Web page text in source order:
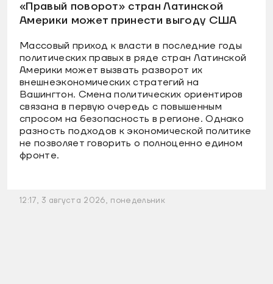
«Правый поворот» стран Латинской
Америки может принести выгоду США
Массовый приход к власти в последние годы
политических правых в ряде стран Латинской
Америки может вызвать разворот их
внешнеэкономических стратегий на
Вашингтон. Смена политических ориентиров
связана в первую очередь с повышенным
спросом на безопасность в регионе. Однако
разность подходов к экономической политике
не позволяет говорить о полноценно едином
фронте.
12:17, 3 августа 2026, понедельник